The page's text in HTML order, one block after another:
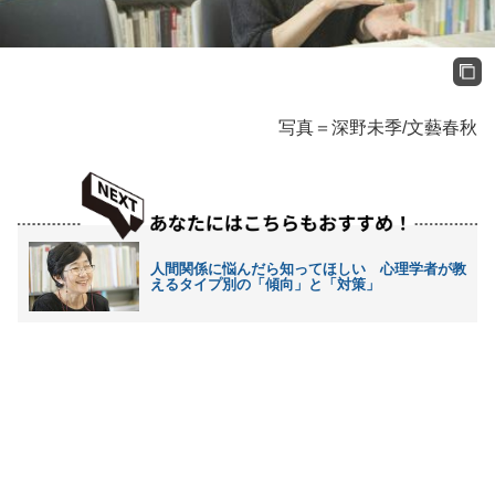
写真＝深野未季/文藝春秋
人間関係に悩んだら知ってほしい 心理学者が教
えるタイプ別の「傾向」と「対策」